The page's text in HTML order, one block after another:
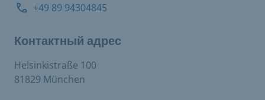
+49 89 94304845
Контактный адрес
Helsinkistraße 100
81829 München